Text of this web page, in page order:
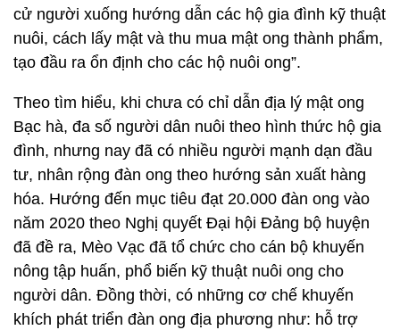
cử người xuống hướng dẫn các hộ gia đình kỹ thuật
nuôi, cách lấy mật và thu mua mật ong thành phẩm,
tạo đầu ra ổn định cho các hộ nuôi ong”.
Theo tìm hiểu, khi chưa có chỉ dẫn địa lý mật ong
Bạc hà, đa số người dân nuôi theo hình thức hộ gia
đình, nhưng nay đã có nhiều người mạnh dạn đầu
tư, nhân rộng đàn ong theo hướng sản xuất hàng
hóa. Hướng đến mục tiêu đạt 20.000 đàn ong vào
năm 2020 theo Nghị quyết Đại hội Đảng bộ huyện
đã đề ra, Mèo Vạc đã tổ chức cho cán bộ khuyến
nông tập huấn, phổ biến kỹ thuật nuôi ong cho
người dân. Đồng thời, có những cơ chế khuyến
khích phát triển đàn ong địa phương như: hỗ trợ